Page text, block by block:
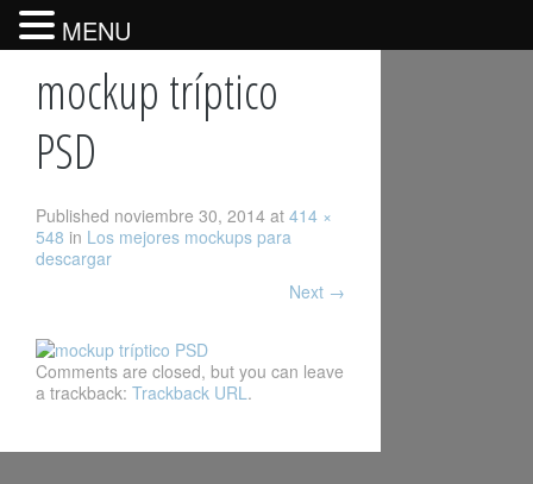
mockup tríptico
PSD
Published noviembre 30, 2014 at 414 ×
548 in Los mejores mockups para
descargar
Next →
Comments are closed, but you can leave
a trackback: Trackback URL.
MENU